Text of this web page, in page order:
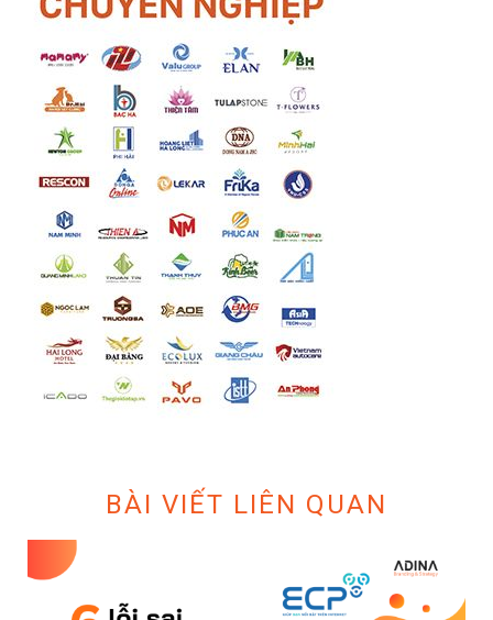
BÀI VIẾT LIÊN QUAN